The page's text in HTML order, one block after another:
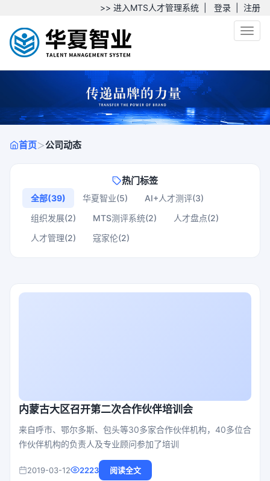
>> 进入MTS人才管理系统 登录 注册
首页＞公司动态
热门标签
全部(39) 华夏智业(5)
AI+人才测评(3)
组织发展(2)
MTS测评系统(2)
人才盘点(2)
人才管理(2)
寇家伦(2)
内蒙古大区召开第二次合作伙伴培训会
来自呼市、鄂尔多斯、包头等30多家合作伙伴机构，40多位合
作伙伴机构的负责人及专业顾问参加了培训
2019-03-12 2223 阅读全文